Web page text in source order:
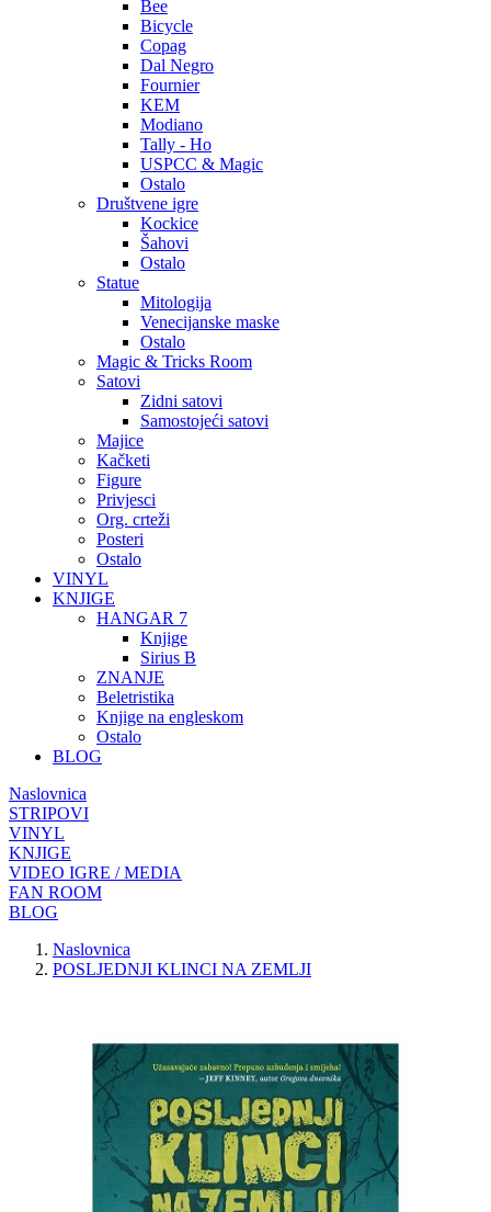
Bee
Bicycle
Copag
Dal Negro
Fournier
KEM
Modiano
Tally - Ho
USPCC & Magic
Ostalo
Društvene igre
Kockice
Šahovi
Ostalo
Statue
Mitologija
Venecijanske maske
Ostalo
Magic & Tricks Room
Satovi
Zidni satovi
Samostojeći satovi
Majice
Kačketi
Figure
Privjesci
Org. crteži
Posteri
Ostalo
VINYL
KNJIGE
HANGAR 7
Knjige
Sirius B
ZNANJE
Beletristika
Knjige na engleskom
Ostalo
BLOG
Naslovnica
STRIPOVI
VINYL
KNJIGE
VIDEO IGRE / MEDIA
FAN ROOM
BLOG
Naslovnica
POSLJEDNJI KLINCI NA ZEMLJI